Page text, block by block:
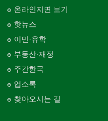
온라인지면 보기
핫뉴스
이민·유학
부동산·재정
주간한국
업소록
찾아오시는 길